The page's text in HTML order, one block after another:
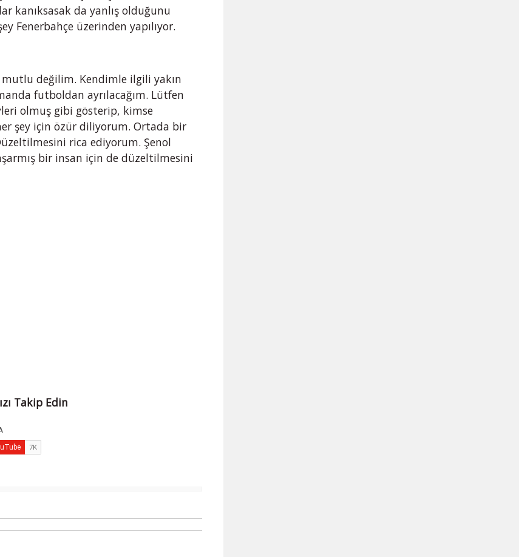
kanıksasak da yanlış olduğunu
Fenerbahçe üzerinden yapılıyor.
değilim. Kendimle ilgili yakın
futboldan ayrılacağım. Lütfen
olmuş gibi gösterip, kimse
şey için özür diliyorum. Ortada bir
rica ediyorum. Şenol
bir insan için de düzeltilmesini
Takip Edin